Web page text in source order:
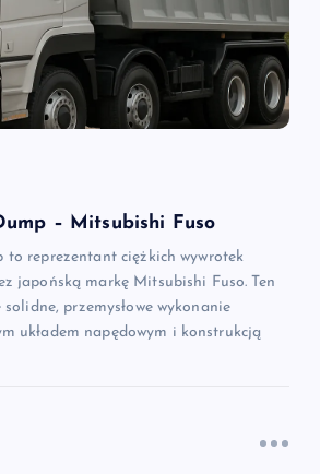
– Mitsubishi Fuso
to reprezentant ciężkich wywrotek
japońską markę Mitsubishi Fuso. Ten
solidne, przemysłowe wykonanie
układem napędowym i konstrukcją